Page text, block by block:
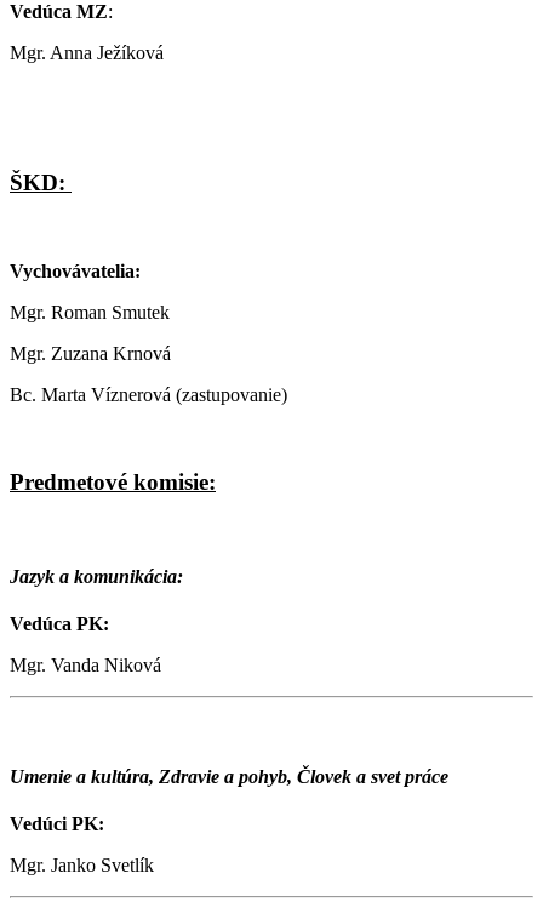
Vedúca MZ:
Mgr. Anna Ježíková
ŠKD:
Vychovávatelia:
Mgr. Roman Smutek
Mgr. Zuzana Krnová
Bc. Marta Víznerová (zastupovanie)
Predmetové komisie:
Jazyk a komunikácia:
Vedúca PK:
Mgr. Vanda Niková
Umenie a kultúra, Zdravie a pohyb, Človek a svet práce
Vedúci PK:
Mgr. Janko Svetlík